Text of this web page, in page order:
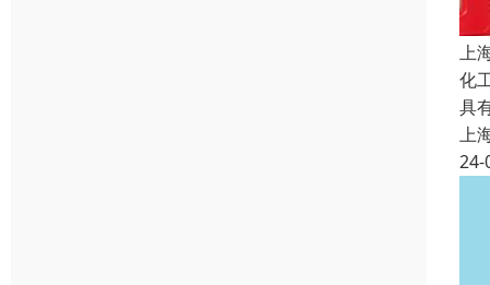
上
化
具
上
24-